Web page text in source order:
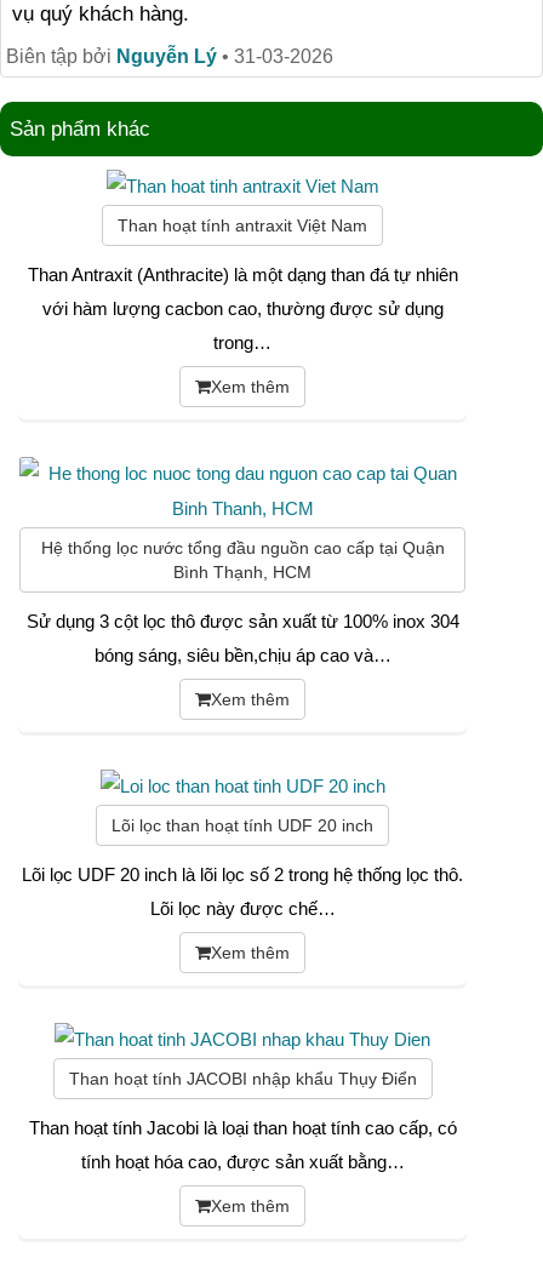
vụ quý khách hàng.
Biên tập bởi Nguyễn Lý • 31-03-2026
Sản phẩm khác
Than hoạt tính antraxit Việt Nam
Than Antraxit (Anthracite) là một dạng than đá tự nhiên
với hàm lượng cacbon cao, thường được sử dụng
trong…
Xem thêm
Hệ thống lọc nước tổng đầu nguồn cao cấp tại Quận
Bình Thạnh, HCM
Sử dụng 3 cột lọc thô được sản xuất từ 100% inox 304
bóng sáng, siêu bền,chịu áp cao và…
Xem thêm
Lõi lọc than hoạt tính UDF 20 inch
Lõi lọc UDF 20 inch là lõi lọc số 2 trong hệ thống lọc thô.
Lõi lọc này được chế…
Xem thêm
Than hoạt tính JACOBI nhập khẩu Thụy Điển
Than hoạt tính Jacobi là loại than hoạt tính cao cấp, có
tính hoạt hóa cao, được sản xuất bằng…
Xem thêm